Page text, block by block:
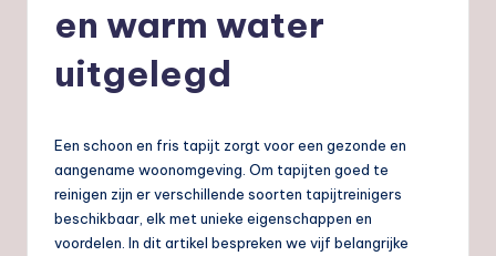
en warm water
uitgelegd
Een schoon en fris tapijt zorgt voor een gezonde en
aangename woonomgeving. Om tapijten goed te
reinigen zijn er verschillende soorten tapijtreinigers
beschikbaar, elk met unieke eigenschappen en
voordelen. In dit artikel bespreken we vijf belangrijke